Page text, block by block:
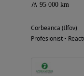
95 000 km
Corbeanca (Ilfov)
Profesionist •